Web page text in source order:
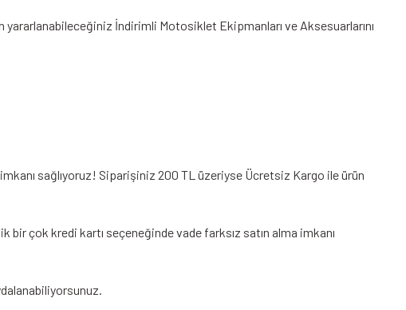
yararlanabileceğiniz İndirimli Motosiklet Ekipmanları ve Aksesuarlarını
sağlıyoruz! Siparişiniz 200 TL üzeriyse Ücretsiz Kargo ile ürün
çok kredi kartı seçeneğinde vade farksız satın alma imkanı